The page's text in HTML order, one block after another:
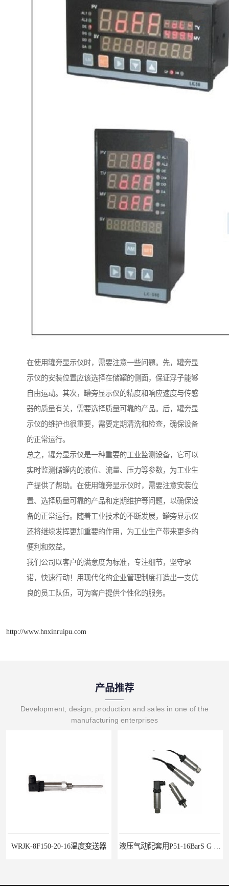
在使用罐旁显示仪时，需要注意一些问题。先，罐旁显
示仪的安装位置应该选择在储罐的侧面，保证浮子能够
自由运动。其次，罐旁显示仪的精度和响应速度与传感
器的质量有关，需要选择质量可靠的产品。后，罐旁显
示仪的维护也很重要，需要定期清洗和检查，确保设备
的正常运行。
总之，罐旁显示仪是一种重要的工业监测设备，它可以
实时监测储罐内的液位、流量、压力等参数，为工业生
产提供了帮助。在使用罐旁显示仪时，需要注意安装位
置、选择质量可靠的产品和定期维护等问题，以确保设
备的正常运行。随着工业技术的不断发展，罐旁显示仪
还将继续发挥更加重要的作用，为工业生产带来更多的
便利和效益。
我们公司以客户的满意度为标准，专注细节，坚守承
诺，快速行动！用现代化的企业管理制度打造出一支优
良的员工队伍，可为客户提供个性化的服务。
http://www.hnxinruipu.com
产品推荐
Development, design, production and sales in one of the
manufacturing enterprises
变送器 液压气动配套用P51-16BarS G -A-MD-20MA 压力变送器